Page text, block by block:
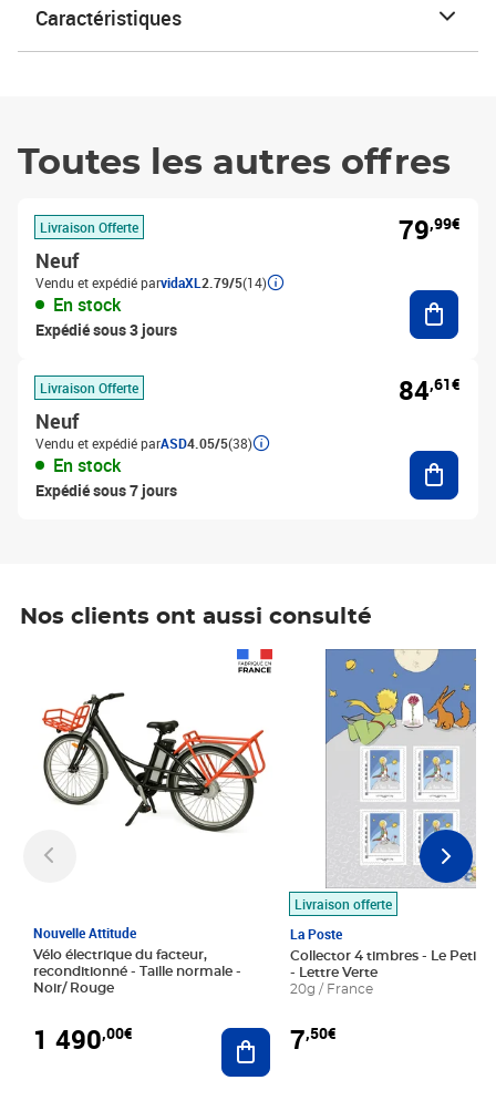
Caractéristiques
Toutes les autres offres
Livraison Offerte
Neuf
Vendu et expédié parvidaXL 2.79/5(14)
En stock
Expédié sous 3 jours
79,99€
Livraison Offerte
Neuf
Vendu et expédié parASD4.05/5(38)
En stock
Expédié sous 7 jours
84,61€
Nos clients ont aussi consulté
Nouvelle Attitude
Vélo électrique du facteur,
reconditionné - Taille normale -
Noir/ Rouge
1 490,00€ Ajouter au panier
Livraison offerte
La Poste
Collector 4 timbres - Le Petit
- Lettre Verte
20g / France
7,50€
Prix 7,50€